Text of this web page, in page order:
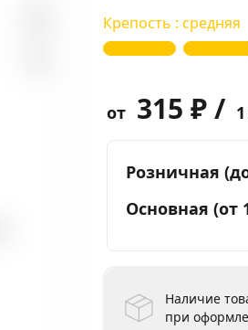
Крепость : средняя
от 315 ₽ /
Розничная
Основная (от
Наличие
при